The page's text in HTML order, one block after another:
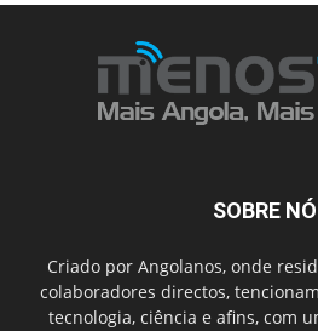
SOBRE
Criado por Angolanos, onde
colaboradores directos,
tecnologia, ciência e afins, com